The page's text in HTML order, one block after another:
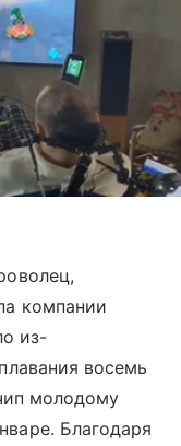
компании
из-
восемь
молодому
Благодаря